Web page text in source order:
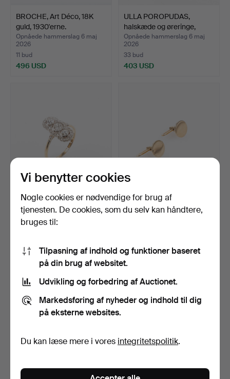
BROCHE, Art Déco, 18K
guld, 1930'erne.
Opnåede hammerslag 6 maj
2026
11 bud
496 USD
ULLA POROPUDAS,
halskæde og øreringe,
sølv…
Opnåede hammerslag 6 maj
2026
33 bud
403 USD
RING, Art Déco, 18K guld,
1934.
Opnåede hammerslag 6 maj
2026
SKJORTEKNAPPER, et par,
18K guld.
Opnåede hammerslag 6 maj
ARMBÅND, granat, forgyldt
HALSKÆDE, formentlig
Vi benytter cookies
Nogle cookies er nødvendige for brug af
tjenesten. De cookies, som du selv kan håndtere,
bruges til:
Tilpasning af indhold og funktioner baseret
på din brug af websitet.
Udvikling og forbedring af Auctionet.
Markedsføring af nyheder og indhold til dig
på eksterne websites.
Du kan læse mere i vores integritetspolitik.